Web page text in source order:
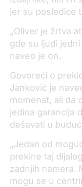
jer su posledice
„Oliver je žrtva
gde su ljudi
naveo je on.
Govoreći o
Janković je
momenat, ali da
jedina garancija
dešavati u
„Jedan od
prekine taj
zadnjih namera.
mogu se u